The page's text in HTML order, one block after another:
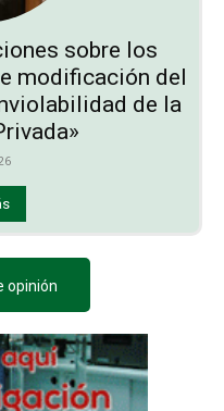
sobre los
modificación del
de la
opinión